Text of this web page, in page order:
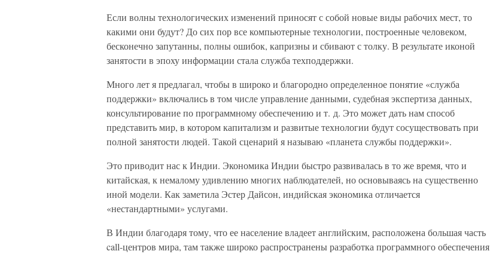
Если волны технологических изменений приносят с собой новые виды рабочих мест, то
какими они будут? До сих пор все компьютерные технологии, построенные человеком,
бесконечно запутанны, полны ошибок, капризны и сбивают с толку. В результате иконой
занятости в эпоху информации стала служба техподдержки.
Много лет я предлагал, чтобы в широко и благородно определенное понятие «служба
поддержки» включались в том числе управление данными, судебная экспертиза данных,
консультирование по программному обеспечению и т. д. Это может дать нам способ
представить мир, в котором капитализм и развитые технологии будут сосуществовать при
полной занятости людей. Такой сценарий я называю «планета службы поддержки».
Это приводит нас к Индии. Экономика Индии быстро развивалась в то же время, что и
китайская, к немалому удивлению многих наблюдателей, но основываясь на существенно
иной модели. Как заметила Эстер Дайсон, индийская экономика отличается
«нестандартными» услугами.
В Индии благодаря тому, что ее население владеет английским, расположена большая часть
call-центров мира, там также широко распространены разработка программного обеспечения